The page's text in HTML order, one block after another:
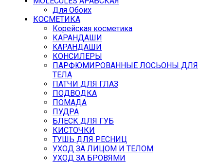
Для Обоих
КОСМЕТИКА
Корейская косметика
КАРАНДAШИ
KAPAHДАШИ
КОНСИЛЕРЫ
ПАРФЮМИРОВАННЫЕ ЛОСЬОНЫ ДЛЯ
ТЕЛА
ПАТЧИ ДЛЯ ГЛАЗ
ПОДВОДКА
ПОМАДА
ПУДРА
БЛЕСК ДЛЯ ГУБ
КИСТОЧКИ
ТУШЬ ДЛЯ РЕСНИЦ
УХОД ЗА ЛИЦОМ И ТЕЛОМ
УХОД ЗА БРОВЯМИ